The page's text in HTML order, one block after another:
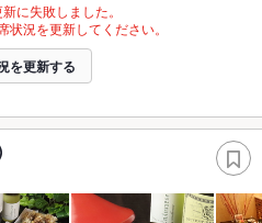
に失敗しました。
況を更新してください。
を更新する